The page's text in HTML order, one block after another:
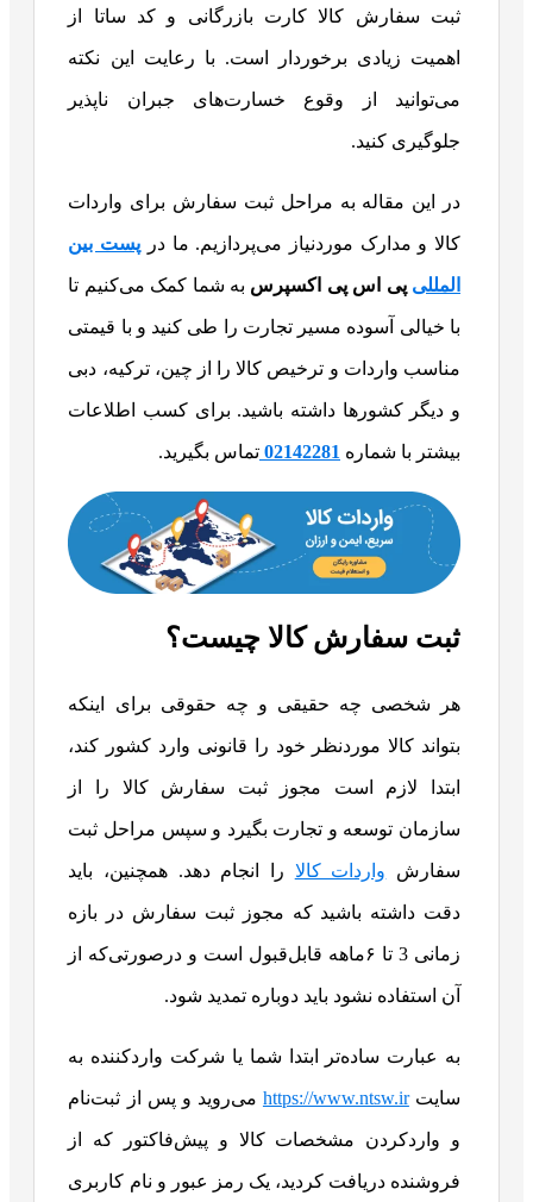
ثبت سفارش کالا کارت بازرگانی و کد ساتا از
اهمیت زیادی برخوردار است. با رعایت این نکته
می‌توانید از وقوع خسارت‌های جبران ناپذیر
جلوگیری کنید.
در این مقاله به مراحل ثبت سفارش برای واردات
کالا و مدارک موردنیاز می‌پردازیم. ما در پست بین
المللی پی اس پی اکسپرس به شما کمک می‌کنیم تا
با خیالی آسوده مسیر تجارت را طی کنید و با قیمتی
مناسب واردات و ترخیص کالا را از چین، ترکیه، دبی
و دیگر کشور‌ها داشته باشید. برای کسب اطلاعات
بیشتر با شماره 02142281 تماس بگیرید.
ثبت سفارش کالا چیست؟
هر شخصی چه حقیقی و چه حقوقی برای اینکه
بتواند کالا موردنظر خود را قانونی وارد کشور کند،
ابتدا لازم است مجوز ثبت سفارش کالا را از
سازمان توسعه و تجارت بگیرد و سپس مراحل ثبت
سفارش واردات کالا را انجام دهد. همچنین، باید
دقت داشته باشید که مجوز ثبت سفارش در بازه‌
زمانی 3 تا ۶ماهه قابل‌قبول است و درصورتی‌که از
آن استفاده نشود باید دوباره تمدید شود.
به عبارت ساده‌تر ابتدا شما یا شرکت واردکننده به
سایتhttps://www.ntsw.ir می‌روید و پس از ثبت‌نام
و واردکردن مشخصات کالا و پیش‌فاکتور که از
فروشنده دریافت کردید، یک رمز عبور و نام کاربری